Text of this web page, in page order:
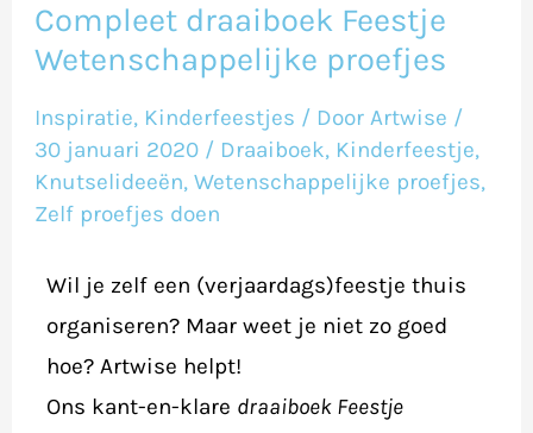
Compleet draaiboek Feestje
Wetenschappelijke proefjes
Inspiratie, Kinderfeestjes / DoorArtwise /
30 januari 2020 / Draaiboek, Kinderfeestje,
Knutselideeën,Wetenschappelijke proefjes,
Zelf proefjes doen
Wil je zelf een (verjaardags)feestje thuis
organiseren? Maar weet je niet zo goed
hoe? Artwise helpt!
Ons kant-en-klare draaiboek Feestje
Compleet
draaiboek
Wetenschappelijke
proefjes